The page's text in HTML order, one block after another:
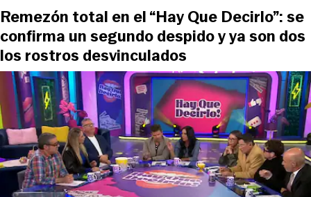
Remezón total en el “Hay Que Decirlo”: se
confirma un segundo despido y ya son dos
los rostros desvinculados